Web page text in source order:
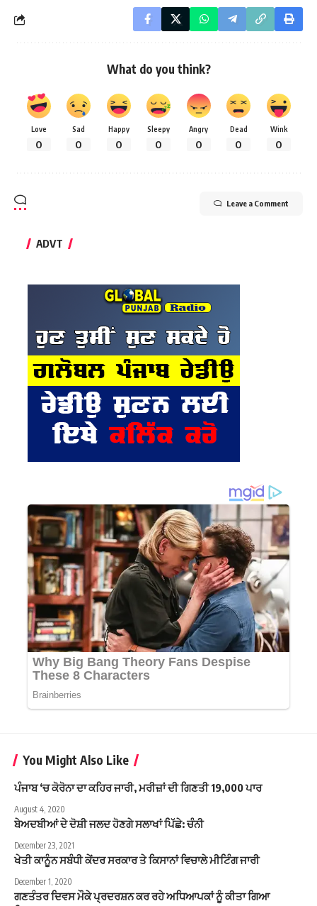
What do you think?
Love
0
Sad
0
Happy
0
Sleepy
0
Angry
0
Dead
0
Wink
0
Leave a Comment
ADVT
You Might Also Like
ਪੰਜਾਬ ‘ਚ ਕੋਰੋਨਾ ਦਾ ਕਹਿਰ ਜਾਰੀ, ਮਰੀਜ਼ਾਂ ਦੀ ਗਿਣਤੀ 19,000 ਪਾਰ
August 4, 2020
ਬੇਅਦਬੀਆਂ ਦੇ ਦੋਸ਼ੀ ਜਲਦ ਹੋਣਗੇ ਸਲਾਖਾਂ ਪਿੱਛੇ: ਚੰਨੀ
December 23, 2021
ਖੇਤੀ ਕਾਨੂੰਨ ਸਬੰਧੀ ਕੇਂਦਰ ਸਰਕਾਰ ਤੇ ਕਿਸਾਨਾਂ ਵਿਚਾਲੇ ਮੀਟਿੰਗ ਜਾਰੀ
December 1, 2020
ਗਣਤੰਤਰ ਦਿਵਸ ਮੌਕੇ ਪ੍ਰਦਰਸ਼ਨ ਕਰ ਰਹੇ ਅਧਿਆਪਕਾਂ ਨੂੰ ਕੀਤਾ ਗਿਆ